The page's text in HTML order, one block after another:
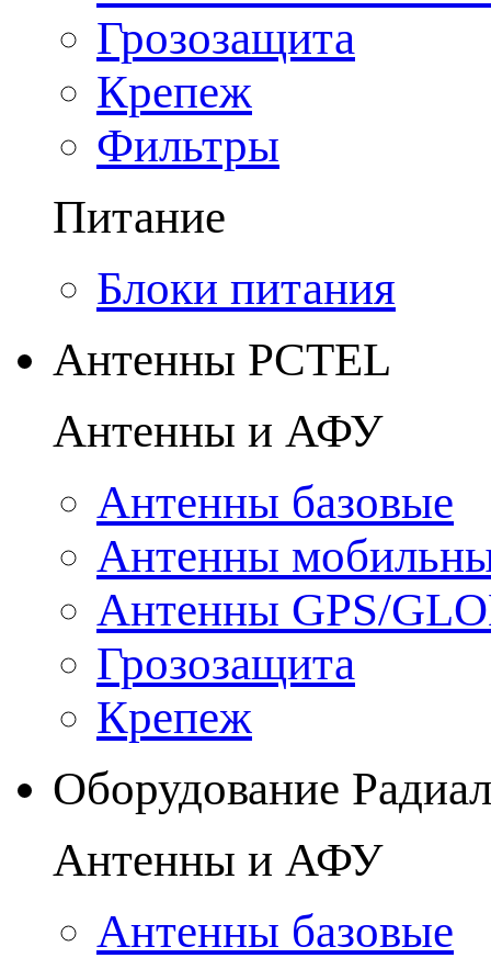
Грозозащита
Крепеж
Фильтры
Питание
Блоки питания
Антенны PCTEL
Антенны и АФУ
Антенны базовые
Антенны
Антенны GPS/
Грозозащита
Крепеж
Оборудование Радиал
Антенны и АФУ
Антенны базовые